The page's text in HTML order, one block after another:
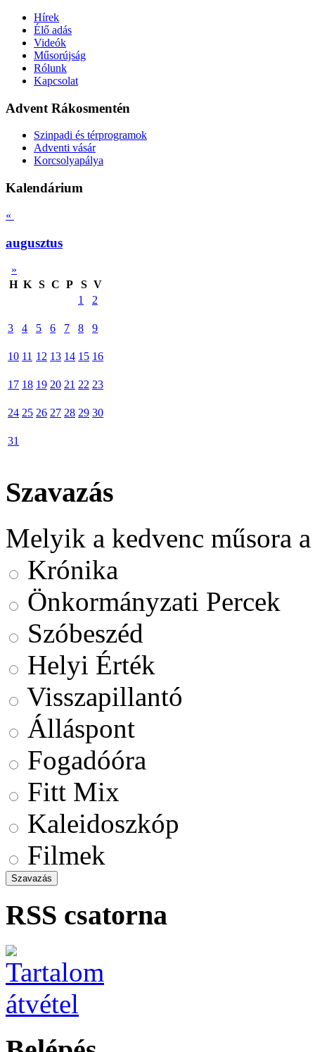
Hírek
Élő adás
Videók
Műsorújság
Rólunk
Kapcsolat
Advent Rákosmentén
Szinpadi és térprogramok
Adventi vásár
Korcsolyapálya
Kalendárium
«
augusztus
»
H K S C P S V
1
2
3 4 5 6 7 8 9
10 11 12 13 14 15 16
17 18 19 20 21 22 23
24 25 26 27 28 29 30
31
Szavazás
Melyik a kedvenc műsora
Krónika
Önkormányzati Percek
Szóbeszéd
Helyi Érték
Visszapillantó
Álláspont
Fogadóóra
Fitt Mix
Kaleidoszkóp
Filmek
RSS csatorna